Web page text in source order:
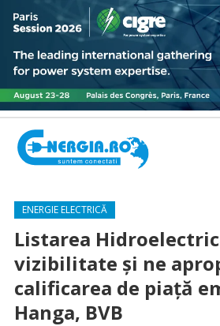
ENERGIE ELECTRICĂ
Listarea
vizibilitate și ne
calificarea de piață
Hanga, BVB